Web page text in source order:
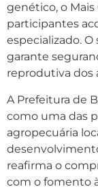
genético, o
participantes
especializado.
garante
reprodutiva dos
A Prefeitura de
como uma das
agropecuária
reafirma o
com o fomento